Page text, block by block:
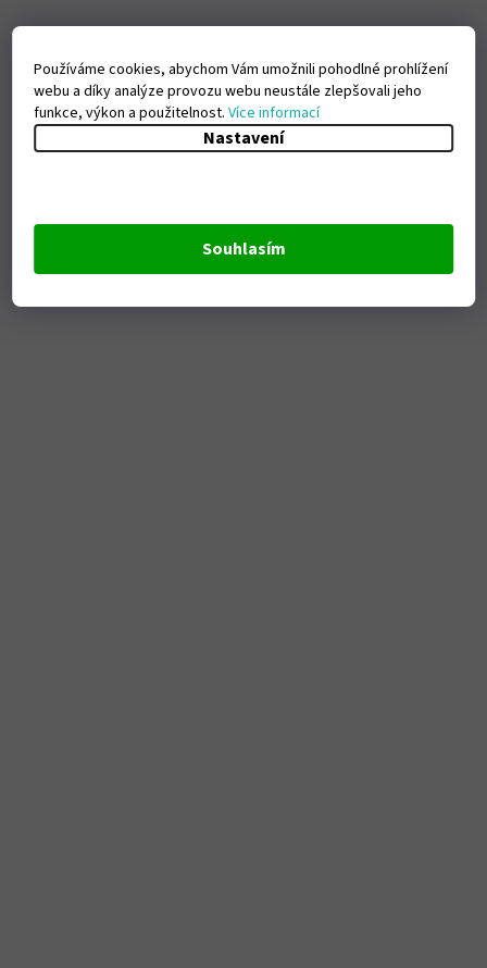
Používáme cookies, abychom Vám umožnili pohodlné prohlížení
webu a díky analýze provozu webu neustále zlepšovali jeho
funkce, výkon a použitelnost.Více informací
Nastavení
Souhlasím